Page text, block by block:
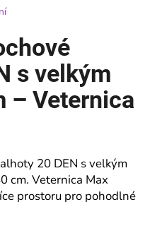
s velkým
– Veternica
20 DEN s velkým
cm. Veternica Max
prostoru pro pohodlné